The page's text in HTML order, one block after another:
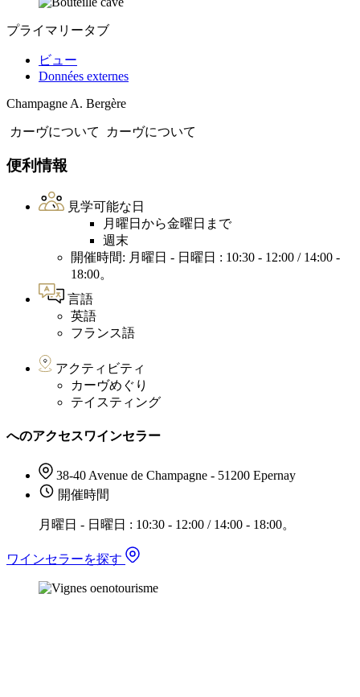
プライマリータブ
ビュー
Données externes
Champagne A. Bergère
カーヴについて カーヴについて
便利情報
見学可能な日
月曜日から金曜日まで
週末
開催時間: 月曜日 - 日曜日 : 10:30 - 12:00 / 14:00 -
18:00。
言語
英語
フランス語
アクティビティ
カーヴめぐり
テイスティング
へのアクセスワインセラー
38-40 Avenue de Champagne - 51200 Epernay
開催時間
月曜日 - 日曜日 : 10:30 - 12:00 / 14:00 - 18:00。
ワインセラーを探す